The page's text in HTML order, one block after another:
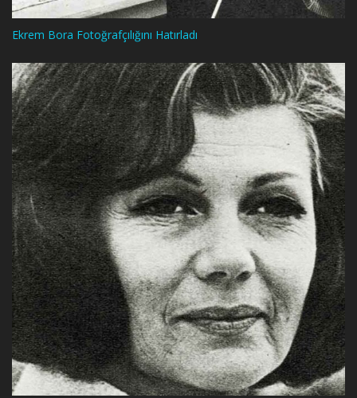
Ekrem Bora Fotoğrafçılığını Hatırladı